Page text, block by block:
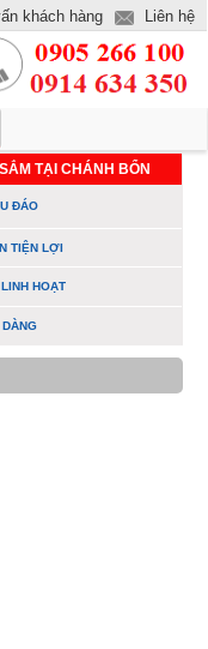
Liên hệ
khách hàng
TẠI CHÁNH BỔN
ĐÁO
TIỆN LỢI
HOẠT